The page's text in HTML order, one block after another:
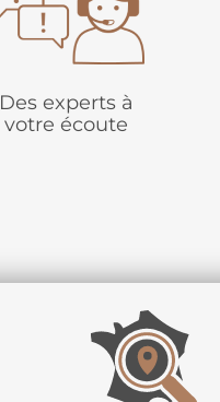
Des experts à
votre écoute